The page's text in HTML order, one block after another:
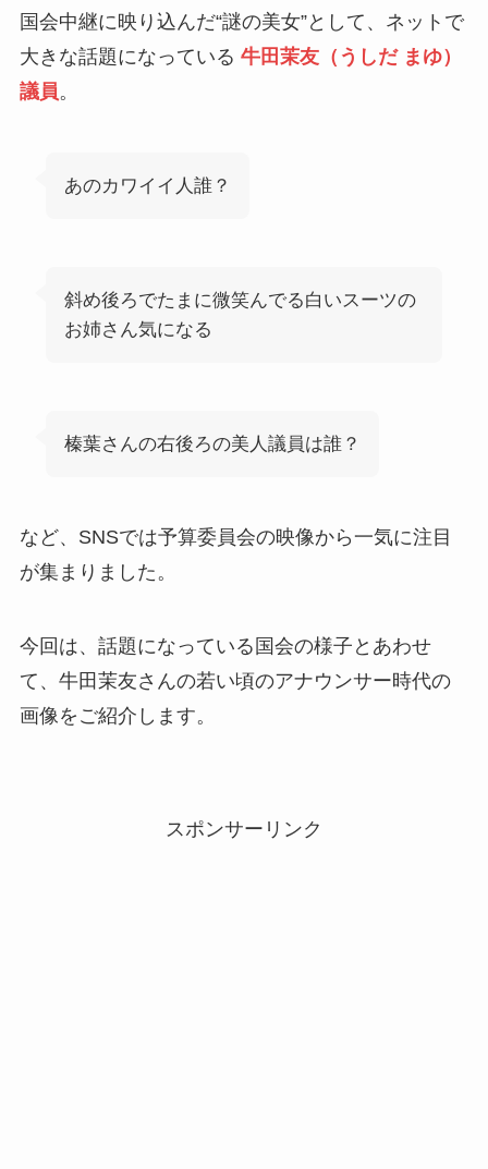
国会中継に映り込んだ“謎の美女”として、ネットで
大きな話題になっている 牛田茉友（うしだ まゆ）
議員 。
あのカワイイ人誰？
斜め後ろでたまに微笑んでる白いスーツの
お姉さん気になる
榛葉さんの右後ろの美人議員は誰？
など、SNSでは予算委員会の映像から一気に注目
が集まりました。
今回は、話題になっている国会の様子とあわせ
て、牛田茉友さんの若い頃のアナウンサー時代の
画像をご紹介します。
スポンサーリンク